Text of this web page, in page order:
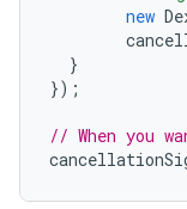
new
}
});
// When you